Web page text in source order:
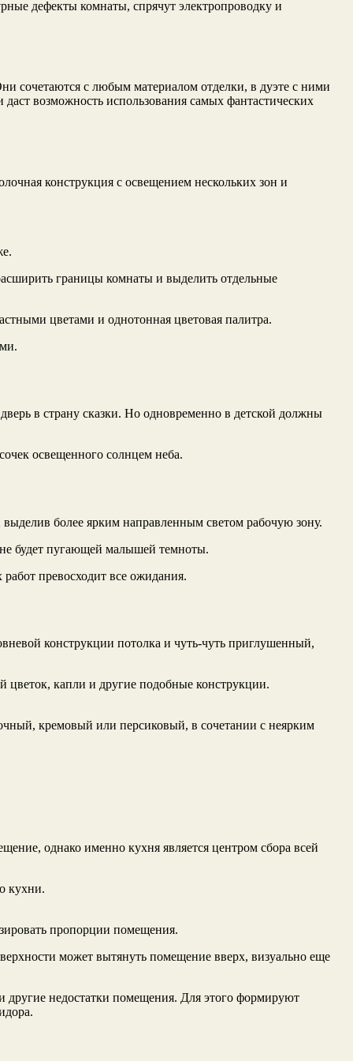
дефекты комнаты, спрячут электропроводку и
сочетаются с любым материалом отделки, в дуэте с ними
возможность использования самых фантастических
конструкция с освещением нескольких зон и
границы комнаты и выделить отдельные
цветами и однотонная цветовая палитра.
в страну сказки. Но одновременно в детской должны
освещенного солнцем неба.
более ярким направленным светом рабочую зону.
будет пугающей малышей темноты.
превосходит все ожидания.
конструкции потолка и чуть-чуть приглушенный,
капли и другие подобные конструкции.
кремовый или персиковый, в сочетании с неярким
однако именно кухня является центром сбора всей
кухни.
пропорции помещения.
может вытянуть помещение вверх, визуально еще
другие недостатки помещения. Для этого формируют